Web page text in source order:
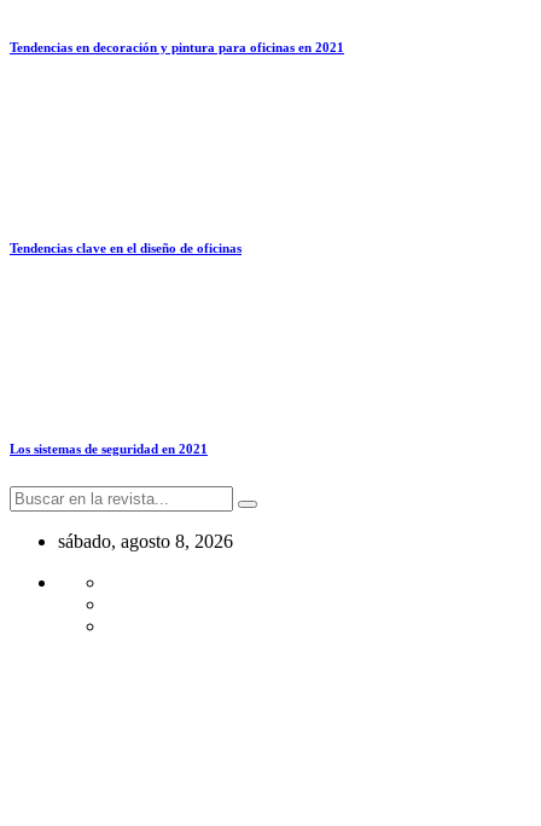
Tendencias en decoración y pintura para oficinas en 2021
Tendencias clave en el diseño de oficinas
Los sistemas de seguridad en 2021
sábado, agosto 8, 2026